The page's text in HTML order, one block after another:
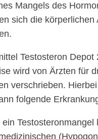
Mangels des
sich die körperlichen
Testosteron Depot
wird von Ärzten für
verschrieben.
folgende
ein Testosteronmangel